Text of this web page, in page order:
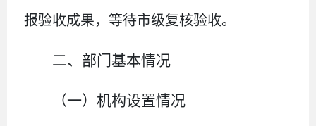
报验收成果，等待市级复核验收。
二、部门基本情况
（一）机构设置情况